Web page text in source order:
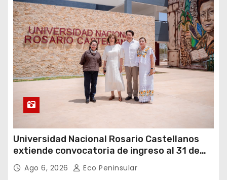
Universidad Nacional Rosario Castellanos
extiende convocatoria de ingreso al 31 de
agosto
Ago 6, 2026 Eco Peninsular